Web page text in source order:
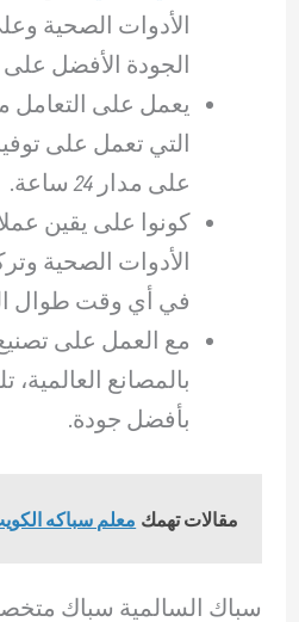
الأدوات الصحية
الجودة الأفضل على
يعمل على التعامل
التي تعمل على
على مدار 24 ساعة.
كونوا على يقين
الأدوات الصحية
في أي وقت طوال
مع العمل على
بالمصانع العالمية،
بأفضل جودة.
مقالات تهمك معلم سباكه الكويت
سباك السالمية سباك